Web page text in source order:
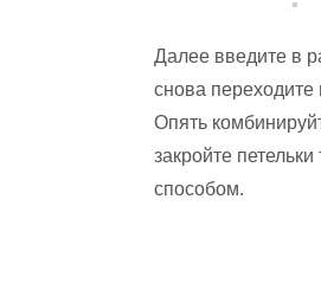
Далее введите в
снова переходите
Опять
закройте
способом.